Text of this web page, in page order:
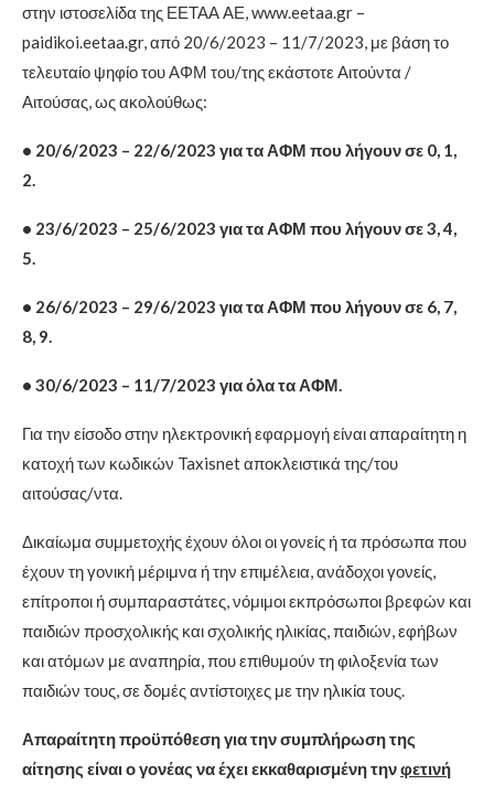
στην ιστοσελίδα της ΕΕΤΑΑ ΑΕ, www.eetaa.gr –
paidikoi.eetaa.gr, από 20/6/2023 – 11/7/2023, με βάση το
τελευταίο ψηφίο του ΑΦΜ του/της εκάστοτε Αιτούντα /
Αιτούσας, ως ακολούθως:
• 20/6/2023 – 22/6/2023 για τα ΑΦΜ που λήγουν σε 0, 1,
2.
• 23/6/2023 – 25/6/2023 για τα ΑΦΜ που λήγουν σε 3, 4,
5.
• 26/6/2023 – 29/6/2023 για τα ΑΦΜ που λήγουν σε 6, 7,
8, 9.
• 30/6/2023 – 11/7/2023 για όλα τα ΑΦΜ.
Για την είσοδο στην ηλεκτρονική εφαρμογή είναι απαραίτητη η
κατοχή των κωδικών Taxisnet αποκλειστικά της/του
αιτούσας/ντα.
Δικαίωμα συμμετοχής έχουν όλοι οι γονείς ή τα πρόσωπα που
έχουν τη γονική μέριμνα ή την επιμέλεια, ανάδοχοι γονείς,
επίτροποι ή συμπαραστάτες, νόμιμοι εκπρόσωποι βρεφών και
παιδιών προσχολικής και σχολικής ηλικίας, παιδιών, εφήβων
και ατόμων με αναπηρία, που επιθυμούν τη φιλοξενία των
παιδιών τους, σε δομές αντίστοιχες με την ηλικία τους.
Απαραίτητη προϋπόθεση για την συμπλήρωση της
αίτησης είναι ο γονέας να έχει εκκαθαρισμένη τηνφετινή